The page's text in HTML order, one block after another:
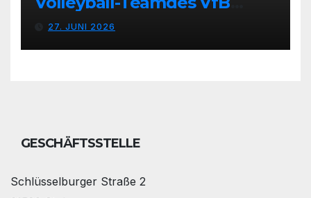
Stolzenau mit neuen Trikots
27. JUNI 2026
GESCHÄFTSSTELLE
Schlüsselburger Straße 2